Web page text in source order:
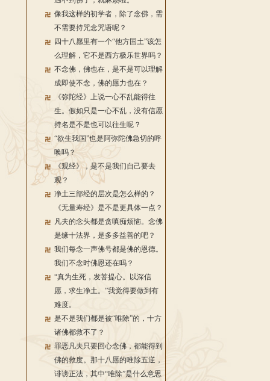
像我这样的初学者，除了念佛，需
不需要持咒念咒语呢？
四十八愿里有一个“他方国土”该怎
么理解，它不是西方极乐世界吗？
不念佛，佛也在，是不是可以理解
成即使不念，佛的愿力也在？
《弥陀经》上说一心不乱能得往
生。假如只是一心不乱，没有信愿
持名是不是也可以往生呢？
“欲生我国”也是阿弥陀佛急切的呼
唤吗？
《观经》，是不是我们自己要去
观？
净土三部经的层次是怎么样的？
《无量寿经》是不是更具体一点？
凡夫的念头都是贪嗔痴烦恼。念佛
是缘十法界，是多多益善的吧？
我们每念一声佛号都是佛的恩德。
我们不念时佛恩还在吗？
“真为生死，发菩提心。以深信
愿，求生净土。”我觉得要做到有
难度。
是不是我们都是被“唯除”的，十方
诸佛都救不了？
罪恶凡夫只要回心念佛，都能得到
佛的救度。那十八愿的唯除五逆，
诽谤正法，其中“唯除”是什么意思